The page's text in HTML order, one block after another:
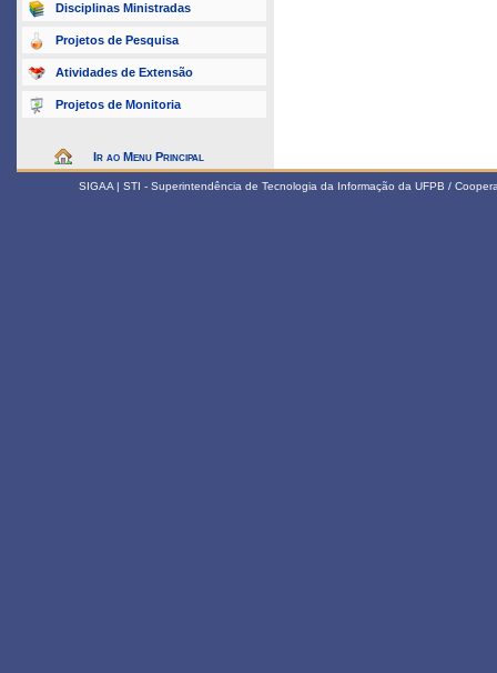
Disciplinas Ministradas
Projetos de Pesquisa
Atividades de Extensão
Projetos de Monitoria
Ir ao Menu Principal
SIGAA | STI - Superintendência de Tecnologia da Informação da UFPB /